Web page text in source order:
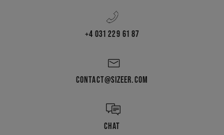
+4 031 229 61 87
CONTACT@SIZEER.COM
CHAT